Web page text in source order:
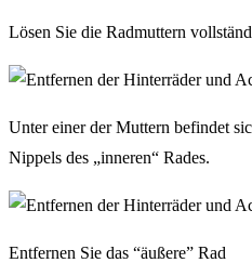
Lösen Sie die Radmuttern
Unter einer der Muttern befindet
Nippels des „inneren“ Rades.
Entfernen Sie das “äußere” Rad